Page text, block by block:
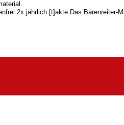
2x jährlich [t]akte Das Bärenreiter-